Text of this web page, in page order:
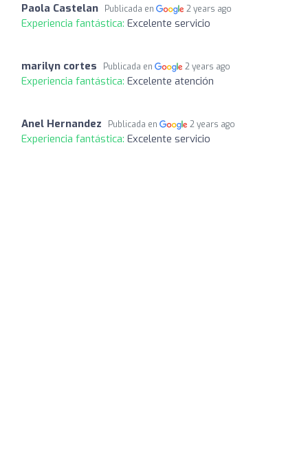
Paola Castelan Publicada en 2 years ago
Experiencia fantástica: Excelente servicio
marilyn cortes Publicada en 2 years ago
Experiencia fantástica: Excelente atención
Anel Hernandez Publicada en 2 years ago
Experiencia fantástica: Excelente servicio